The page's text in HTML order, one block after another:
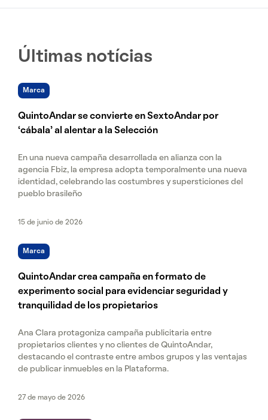
Últimas notícias
Marca
QuintoAndar se convierte en SextoAndar por
‘cábala’ al alentar a la Selección
En una nueva campaña desarrollada en alianza con la
agencia Fbiz, la empresa adopta temporalmente una nueva
identidad, celebrando las costumbres y supersticiones del
pueblo brasileño
15 de junio de 2026
Marca
QuintoAndar crea campaña en formato de
experimento social para evidenciar seguridad y
tranquilidad de los propietarios
Ana Clara protagoniza campaña publicitaria entre
propietarios clientes y no clientes de QuintoAndar,
destacando el contraste entre ambos grupos y las ventajas
de publicar inmuebles en la Plataforma.
27 de mayo de 2026